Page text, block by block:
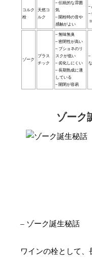
コルク
栓
天然コ
ルク
– 伝統的な雰囲
気
– 開栓時の音や
感触がよい
–
–
ゾーク
プラス
チック
– 無味無臭
– 密閉性が高い
– ブショネのリ
スクが低い
– 劣化しにくい
– 長期熟成に適
している
– 開閉が容易
–
ゾーク
– ゾーク誕生秘話
ワインの栓として、